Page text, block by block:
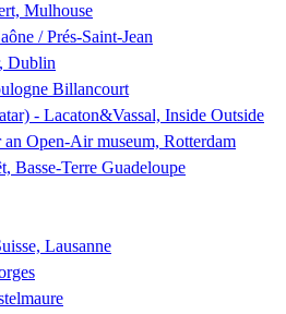
Mulhouse
/ Prés-Saint-Jean
Dublin
Billancourt
- Lacaton&Vassal, Inside Outside
Open-Air museum, Rotterdam
Basse-Terre Guadeloupe
Lausanne